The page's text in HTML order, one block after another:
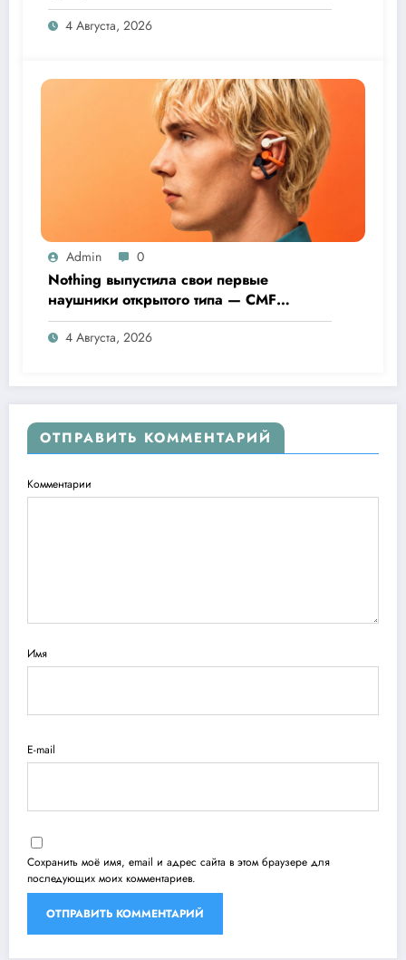
4 Августа, 2026
Admin 0
Nothing выпустила свои первые
наушники открытого типа — CMF
Clip Pro
4 Августа, 2026
ОТПРАВИТЬ КОММЕНТАРИЙ
Комментарии
Имя
E-mail
Сохранить моё имя, email и адрес сайта в этом браузере для
последующих моих комментариев.